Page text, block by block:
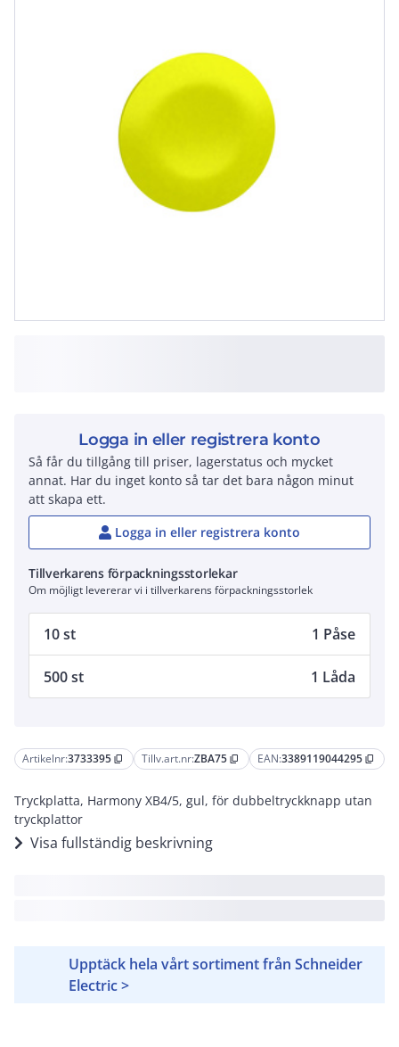
Artikelnr:3733395 content_copy Tillv.art.nr:ZBA75 content_copy EAN:3389119044295 content_copy
Tryckplatta, Harmony XB4/5, gul, för dubbeltryckknapp utan
tryckplattor
Visa fullständig beskrivning
Upptäck hela vårt sortiment från Schneider
Electric >
Logga in eller registrera konto
Så får du tillgång till priser, lagerstatus och mycket
annat. Har du inget konto så tar det bara någon minut
att skapa ett.
Logga in eller registrera konto
Tillverkarens förpackningsstorlekar
Om möjligt levererar vi i tillverkarens förpackningsstorlek
10 st 1 Påse
500 st 1 Låda